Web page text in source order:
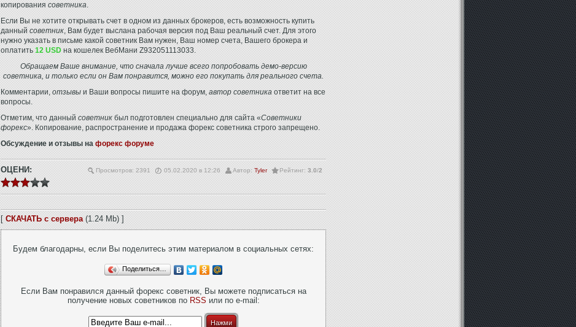
копирования советника.
Если Вы не хотите открывать счет в одном из данных брокеров, есть возможность купить
данный советник, Вам будет выслана рабочая версия под Ваш реальный счет. Для этого
нужно указать в письме какой советник Вам нужен, Ваш номер счета, Вашего брокера и
оплатить 12 USD на кошелек ВебМани Z932051113033.
Обращаем Ваше внимание, что сначала лучше всего попробовать демо-версию
советника, и только если он Вам понравится, можно его покупать для реального счета.
Комментарии, отзывы и Ваши вопросы пишите на форум, автор советника ответит на все
вопросы.
Отметим, что данный советник был подготовлен специально для сайта «Советники
форекс». Копирование, распространение и продажа форекс советника строго запрещено.
Обсуждение и отзывы на форекс форуме
Просмотров: 2391 05.02.2020 в 12:26 Автор: Tyler Рейтинг: 3.0/2
ОЦЕНИ:
[ СКАЧАТЬ с сервера(1.24 Mb) ]
Будем благодарны, если Вы поделитесь этим материалом в социальных сетях:
Поделиться…
Если Вам понравился данный форекс советник, Вы можете подписаться на
получение новых советников по RSS или по e-mail:
Нажми